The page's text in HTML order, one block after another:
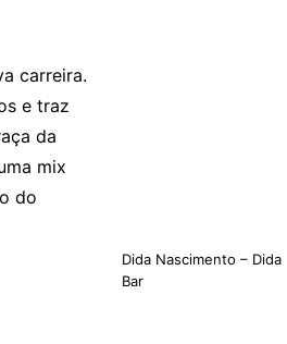
Dida Nascimento – Dida
Bar
carreira.
e traz
da
mix
do